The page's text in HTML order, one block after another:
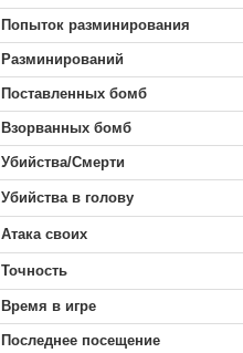
Попыток разминирования
Разминирований
Поставленных бомб
Взорванных бомб
Убийства/Смерти
Убийства в голову
Атака своих
Точность
Время в игре
Последнее посещение